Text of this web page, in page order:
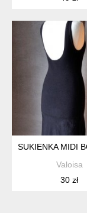
SUKIENKA MIDI
Valoisa
30 zł